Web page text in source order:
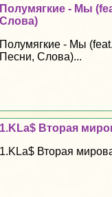
Полумягкие - Мы
Слова)
Полумягкие - Мы
Песни, Слова)...
1.KLa$ Вторая
1.KLa$ Вторая